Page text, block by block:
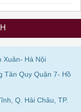
Xuân- Hà Nội
Tân Quy Quận 7- Hồ
Q. Hải Châu, TP.